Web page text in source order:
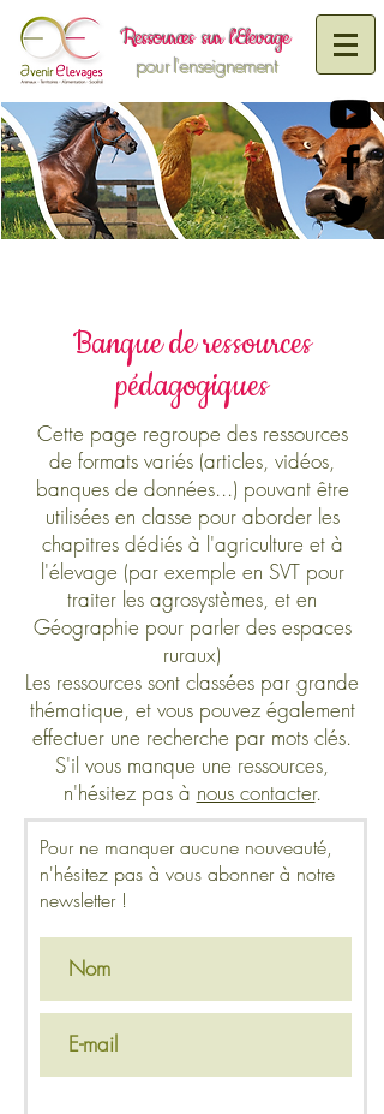
Ressources sur l'Elevage
pour l'enseignement
Banque de ressources
pédagogiques
Cette page regroupe des ressources
de formats variés (articles, vidéos,
banques de données...) pouvant être
utilisées en classe pour aborder les
chapitres dédiés à l'agriculture et à
l'élevage (par exemple en SVT pour
traiter les agrosystèmes, et en
Géographie pour parler des espaces
ruraux)
Les ressources sont classées par grande
thématique, et vous pouvez également
effectuer une recherche par mots clés.
S'il vous manque une ressources,
n'hésitez pas à nous contacter.
Pour ne manquer aucune nouveauté,
n'hésitez pas à vous abonner à notre
newsletter !